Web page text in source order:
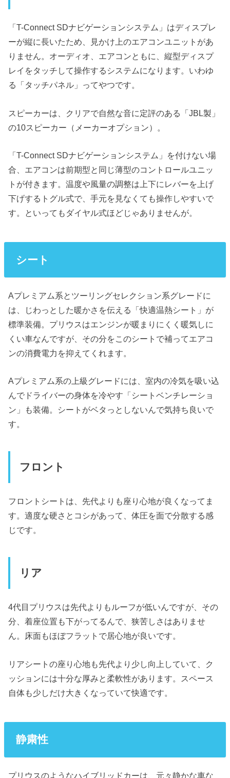
「T-Connect SDナビゲーションシステム」はディスプレ
ーが縦に長いたため、見かけ上のエアコンユニットがあ
りません。オーディオ、エアコンともに、縦型ディスプ
レイをタッチして操作するシステムになります。いわゆ
る「タッチパネル」ってやつです。
スピーカーは、クリアで自然な音に定評のある「JBL製」
の10スピーカー（メーカーオプション）。
「T-Connect SDナビゲーションシステム」を付けない場
合、エアコンは前期型と同じ薄型のコントロールユニッ
トが付きます。温度や風量の調整は上下にレバーを上げ
下げするトグル式で、手元を見なくても操作しやすいで
す。といってもダイヤル式ほどじゃありませんが。
シート
Aプレミアム系とツーリングセレクション系グレードに
は、じわっとした暖かさを伝える「快適温熱シート」が
標準装備。プリウスはエンジンが暖まりにくく暖気しに
くい車なんですが、その分をこのシートで補ってエアコ
ンの消費電力を抑えてくれます。
Aプレミアム系の上級グレードには、室内の冷気を吸い込
んでドライバーの身体を冷やす「シートベンチレーショ
ン」も装備。シートがベタっとしないんで気持ち良いで
す。
フロント
フロントシートは、先代よりも座り心地が良くなってま
す。適度な硬さとコシがあって、体圧を面で分散する感
じです。
リア
4代目プリウスは先代よりもルーフが低いんですが、その
分、着座位置も下がってるんで、狭苦しさはありませ
ん。床面もほぼフラットで居心地が良いです。
リアシートの座り心地も先代より少し向上していて、ク
ッションには十分な厚みと柔軟性があります。スペース
自体も少しだけ大きくなっていて快適です。
静粛性
プリウスのようなハイブリッドカーは、元々静かな車な